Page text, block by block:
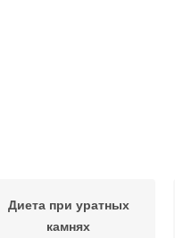
Диета при уратных
камнях